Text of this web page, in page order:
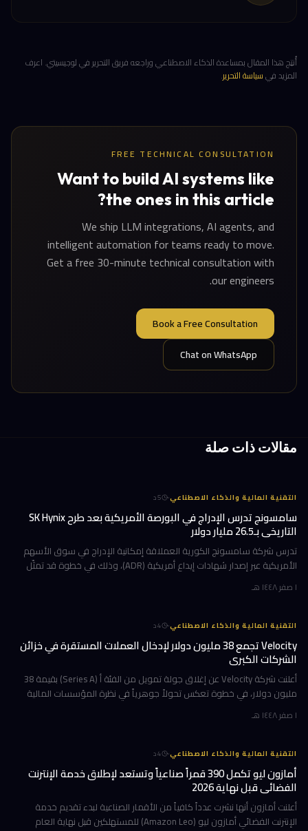
أُنتِج هذا المقال بمساعدة الذكاء الاصطناعي وراجعه فريق التحرير في لوجيسيتي. اعرف
المزيد فيسياسة التحرير.
FREE TECHNICAL CONSULTATION
Want to build AI systems like
the ones in this article?
We ship LLM integrations, AI agents, and
intelligent automation for teams ready to move.
Get a free 30-minute technical consultation with
our engineers.
Book a Free Consultation
Chat on WhatsApp
مقالات ذات صلة
التقنية المالية والذكاء الاصطناعي·
5د
سامسونج تدرس الإدراج في البورصة الأمريكية بعد طرح SK Hynix
التاريخي بـ26.5 مليار دولار
تدرس شركة سامسونج الكورية العملاقة إمكانية الإدراج في سوق الأسهم
الأمريكية عبر إصدار شهادات إيداع أمريكية (ADR)، وذلك في خطوة قد تمثّل
١ صفر ١٤٤٨ هـ
التقنية المالية والذكاء الاصطناعي·
4د
Velocity تجمع 38 مليون دولار لإدخال العملات المستقرة في خزائن
الشركات الكبرى
أعلنت شركة Velocity عن إغلاق جولة تمويل من الفئة أ (Series A) بقيمة 38
مليون دولار، في خطوة تعكس تحولاً جوهرياً في نظرة المؤسسات المالية
١ صفر ١٤٤٨ هـ
التقنية المالية والذكاء الاصطناعي·
4د
أمازون ليو تكمل 390 قمراً صناعياً وتستعد لإطلاق خدمة الإنترنت
الفضائي قبل نهاية 2026
أعلنت أمازون أنها نشرت عدداً كافياً من الأقمار الصناعية لبدء تقديم خدمة
الإنترنت الفضائي أمازون ليو (Amazon Leo) للمستهلكين قبل نهاية العام